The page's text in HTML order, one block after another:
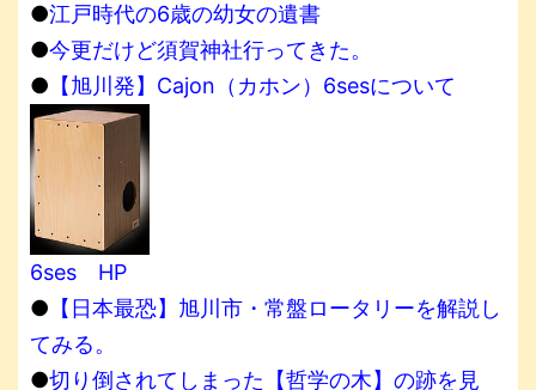
●江戸時代の6歳の幼女の遺書
●今更だけど須賀神社行ってきた。
● 【旭川発】Cajon（カホン）6sesについて
6ses HP
● 【日本最恐】旭川市・常盤ロータリーを解説し
てみる。
●切り倒されてしまった【哲学の木】の跡を見